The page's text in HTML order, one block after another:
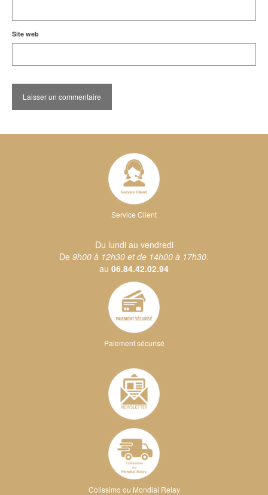
Site web
Service Client
Du lundi au vendredi
De 9h00 à 12h30 et de 14h00 à 17h30.
au 06.84.42.02.94
Paiement sécurisé
Colissimo ou Mondial Relay